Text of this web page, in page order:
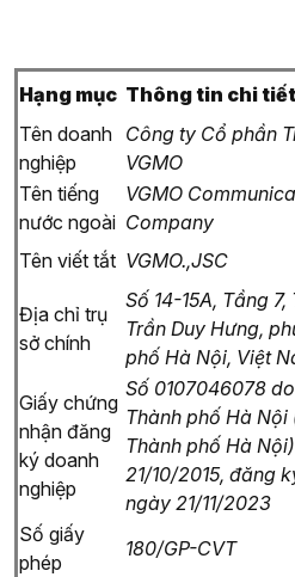
Hạng mục Thông tin chi tiết
Tên doanh
nghiệp
Công ty Cổ phần
VGMO
Tên tiếng
nước ngoài
VGMO
Company
Tên viết tắt VGMO.,JSC
Địa chỉ trụ
sở chính
Số 14-15A, Tầng
Trần Duy Hưng,
phố Hà Nội, Việt
Giấy chứng
nhận đăng
ký doanh
nghiệp
Số 0107046078
Thành phố Hà Nội
Thành phố Hà
21/10/2015, đăng
ngày 21/11/2023
Số giấy
phép
180/GP-CVT